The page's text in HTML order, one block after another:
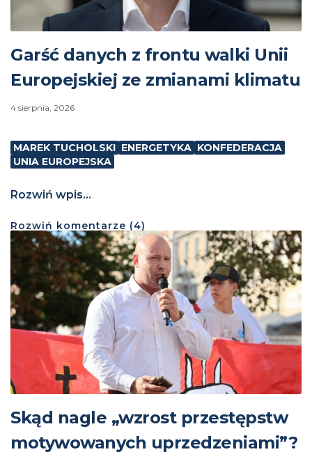
Garść danych z frontu walki Unii
Europejskiej ze zmianami klimatu
4 sierpnia, 2026
MAREK TUCHOLSKI ENERGETYKA KONFEDERACJA
UNIA EUROPEJSKA
Rozwiń wpis...
Rozwiń komentarze (4)
Skąd nagle „wzrost przestępstw
motywowanych uprzedzeniami”?